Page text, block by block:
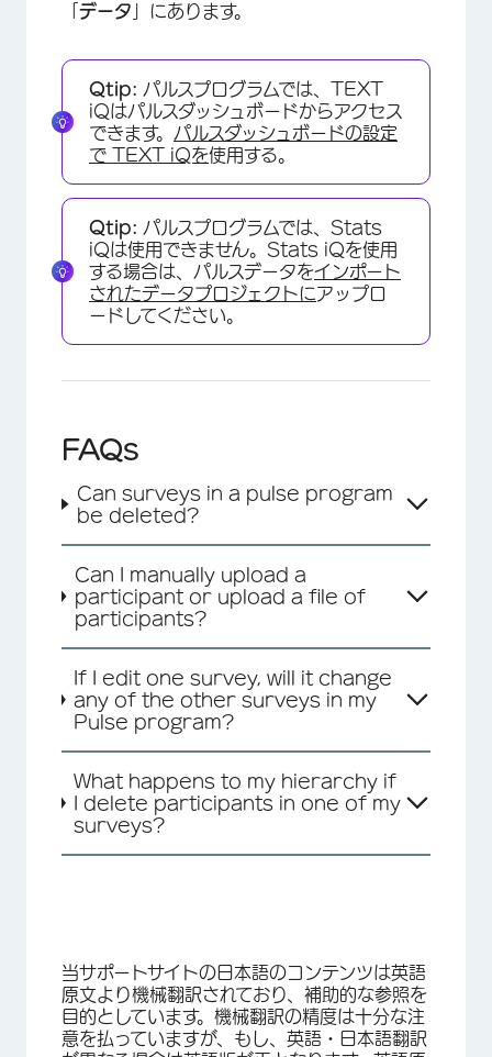
×
データ 」にあります。
Qtip: パルスプログラムでは、TEXT
iQはパルスダッシュボードからアクセス
できます。
パルスダッシュボードの設定
で TEXT iQを使用する。
Qtip: パルスプログラムでは、Stats
iQは使用できません。Stats iQを使用
する場合は、パルスデータをインポート
されたデータプロジェクトにアップロ
ードしてください。
FAQs
Can surveys in a pulse program
be deleted?
Can I manually upload a
participant or upload a file of
participants?
If I edit one survey, will it change
any of the other surveys in my
Pulse program?
What happens to my hierarchy if
I delete participants in one of my
surveys?
当サポートサイトの日本語のコンテンツは英語
原文より機械翻訳されており、補助的な参照を
目的としています。機械翻訳の精度は十分な注
意を払っていますが、もし、英語・日本語翻訳